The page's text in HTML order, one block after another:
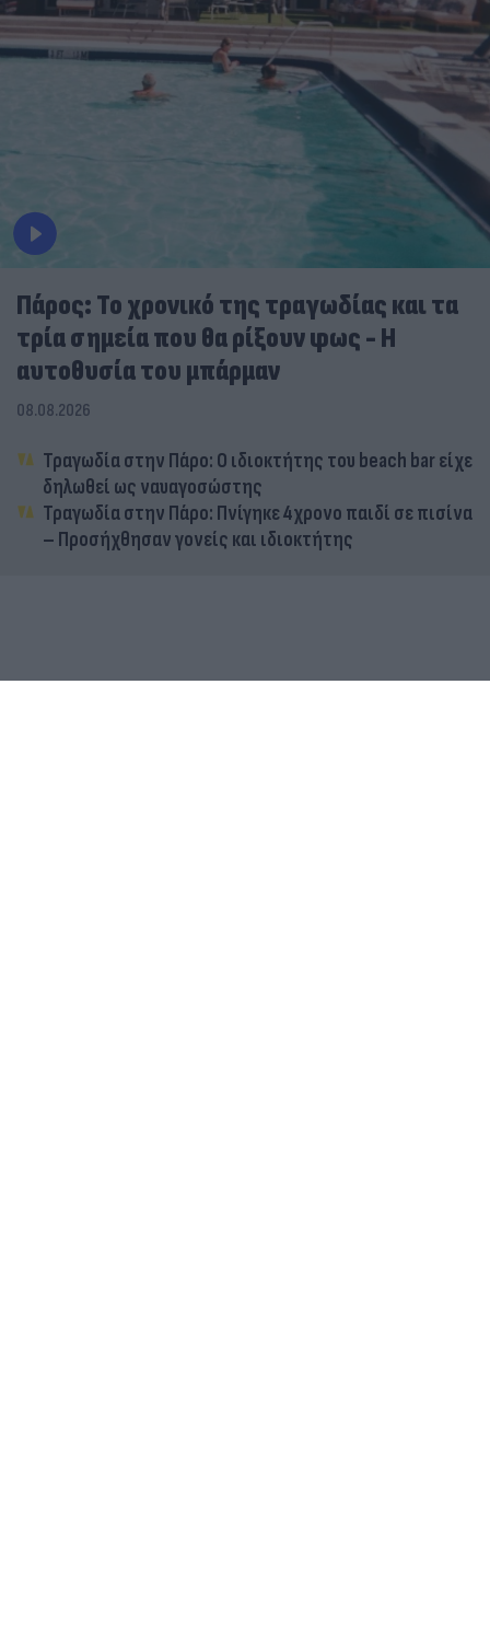
Πάρος: Το χρονικό της τραγωδίας και τα
τρία σημεία που θα ρίξουν φως - Η
αυτοθυσία του μπάρμαν
08.08.2026
Τραγωδία στην Πάρο: Ο ιδιοκτήτης του beach bar είχε
δηλωθεί ως ναυαγοσώστης
Τραγωδία στην Πάρο: Πνίγηκε 4χρονο παιδί σε πισίνα
– Προσήχθησαν γονείς και ιδιοκτήτης